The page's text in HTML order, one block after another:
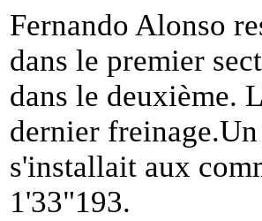
Fernando Alonso
dans le premier
dans le deuxième.
dernier
s'installait aux
1'33"193.